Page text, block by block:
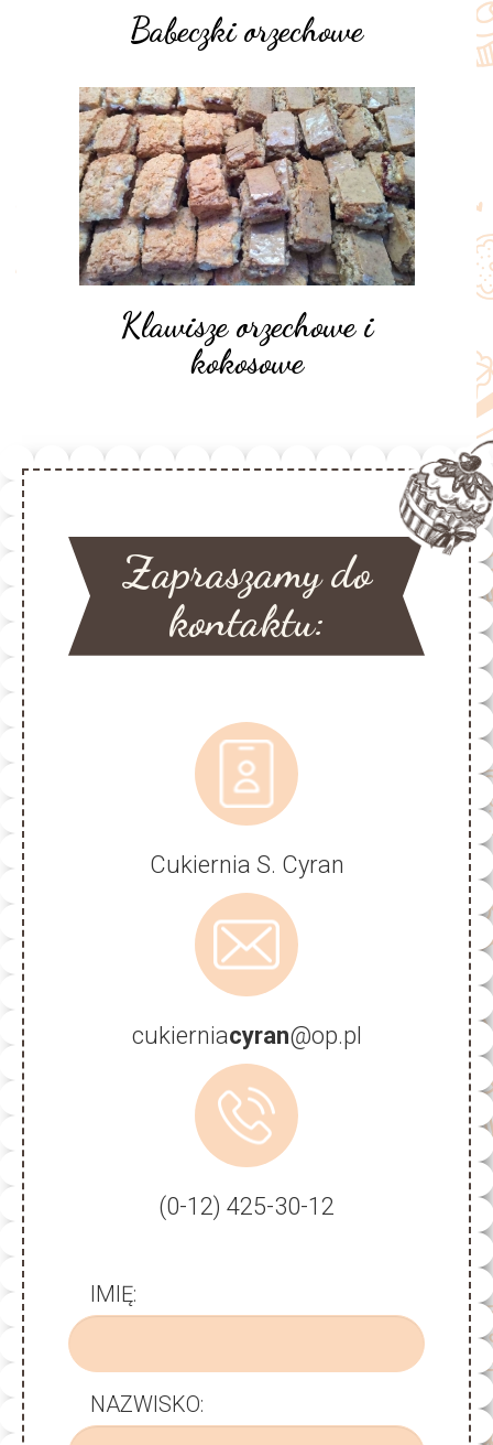
Babeczki orzechowe
Klawisze orzechowe i
kokosowe
Zapraszamy do
kontaktu:
Cukiernia S. Cyran
cukierniacyran@op.pl
(0-12) 425-30-12
IMIĘ:
NAZWISKO: